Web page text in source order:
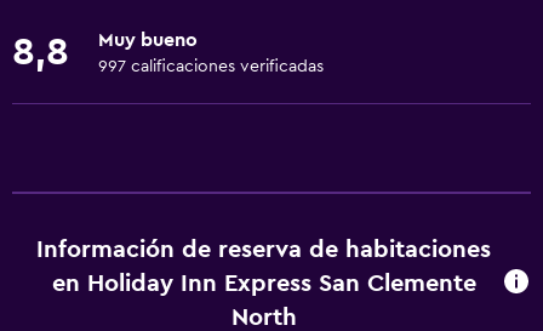
Áreas designadas para fumadores
Accesibilidad
Ascensor disponible
Estacionamiento accesible
8,8 Muy bueno
997 calificaciones verificadas
Información de reserva de habitaciones
en Holiday Inn Express San Clemente
North